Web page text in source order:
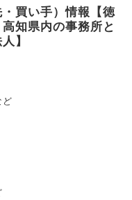
買い手）情報【徳
知県内の事務所と
】
ど